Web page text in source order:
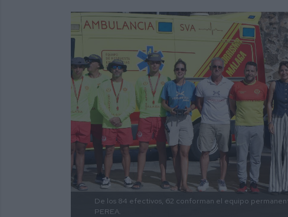
De los 84 efectivos, 62 conforman el equipo
PEREA.